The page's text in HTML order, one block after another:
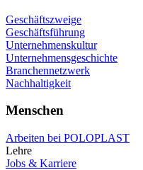
Geschäftszweige
Geschäftsführung
Unternehmenskultur
Unternehmensgeschichte
Branchennetzwerk
Nachhaltigkeit
Menschen
Arbeiten bei POLOPLAST
Lehre
Jobs & Karriere